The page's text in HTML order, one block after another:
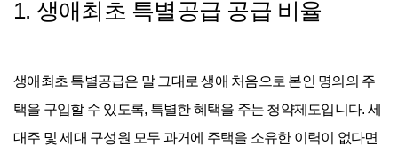
1. 생애최초 특별공급 공급 비율
생애최초 특별공급은 말 그대로 생애 처음으로 본인 명의의 주
택을 구입할 수 있도록, 특별한 혜택을 주는 청약제도입니다. 세
대주 및 세대 구성원 모두 과거에 주택을 소유한 이력이 없다면